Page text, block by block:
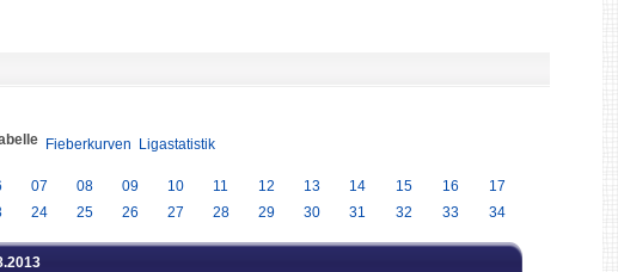
Fieberkurven Ligastatistik
07 08 09 10 11 12 13 14 15 16
17
24 25 26 27 28 29 30 31 32 33 34